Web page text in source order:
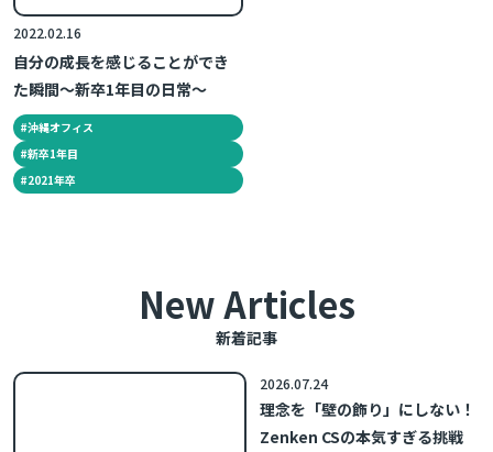
自分の成長を感じることができ
た瞬間～新卒1年目の日常～
2022.02.16
#沖縄オフィス
#新卒1年目
#2021年卒
New Articles
新着記事
理念を「壁の飾り」にしない！
Zenken CSの本気すぎる挑戦
2026.07.24